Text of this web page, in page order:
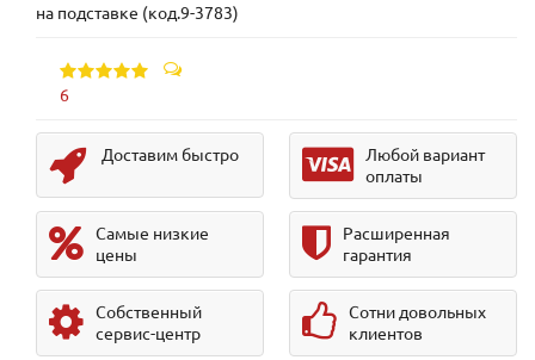
на подставке (код.9-3783)
6
Доставим быстро
Любой вариант
оплаты
Самые низкие
цены
Расширенная
гарантия
Собственный
сервис-центр
Сотни довольных
клиентов